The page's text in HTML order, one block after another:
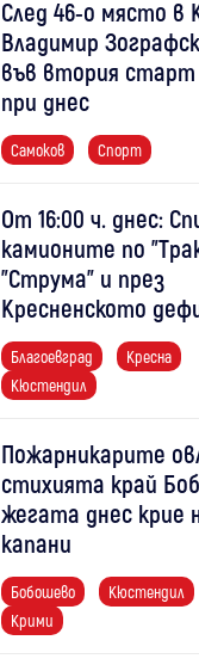
След 46-о място в
Владимир
във втория старт
при днес
Самоков Спорт
От 16:00 ч. днес:
камионите по
"Струма" и през
Кресненското
Благоевград
Кресна
Кюстендил
Пожарникарите
стихията край
жегата днес крие
капани
Бобошево
Кюстендил
Крими